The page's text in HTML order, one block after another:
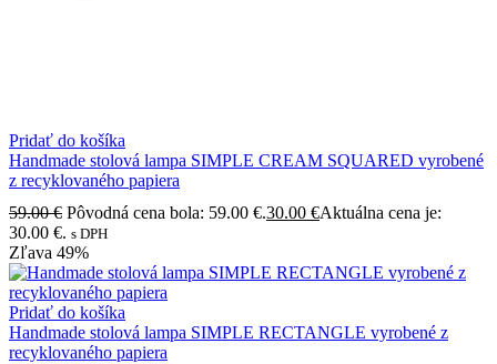
Pridať do košíka
Handmade stolová lampa SIMPLE CREAM SQUARED vyrobené
z recyklovaného papiera
59.00€ Pôvodná cena bola: 59.00 €.30.00 €Aktuálna cena je:
30.00 €. s DPH
Zľava 49%
Pridať do košíka
Handmade stolová lampa SIMPLE RECTANGLE vyrobené z
recyklovaného papiera